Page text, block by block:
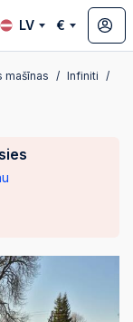
LV €
mašīnas
Infiniti